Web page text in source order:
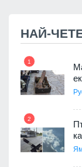
НАЙ-
1
2